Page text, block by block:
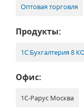
Оптовая торговля
Продукты:
1С:Бухгалтерия 8
Офис:
1С-Рарус Москва